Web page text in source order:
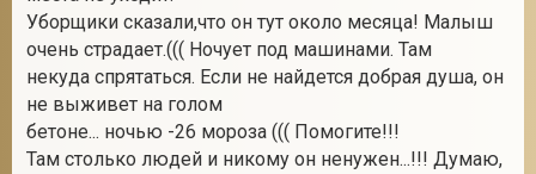
Уборщики сказали,что он тут около месяца! Малыш
очень страдает.((( Ночует под машинами. Там
некуда спрятаться. Если не найдется добрая душа, он
не выживет на голом
бетоне... ночью -26 мороза ((( Помогите!!!
Там столько людей и никому он ненужен...!!! Думаю,